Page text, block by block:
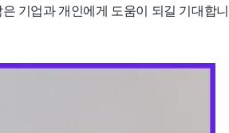
기업과 개인에게 도움이 되길 기대합니